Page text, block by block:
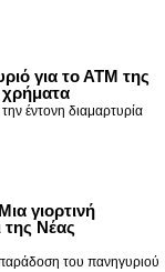
για το ΑΤΜ της
χρήματα
έντονη διαμαρτυρία
γιορτινή
της Νέας
του πανηγυριού